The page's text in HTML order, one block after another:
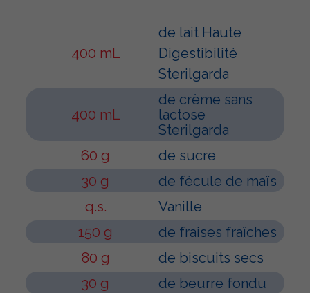
400 mL
de lait Haute
Digestibilité
Sterilgarda
400 mL
de crème sans
lactose
Sterilgarda
60 g
de sucre
30 g
de fécule de maïs
q.s.
Vanille
150 g
de fraises fraîches
80 g
de biscuits secs
30 g
de beurre fondu